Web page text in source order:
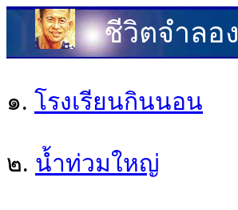
ชีวิตจำลอง
๑. โรงเรียนกินนอน
๒. น้ำท่วมใหญ่